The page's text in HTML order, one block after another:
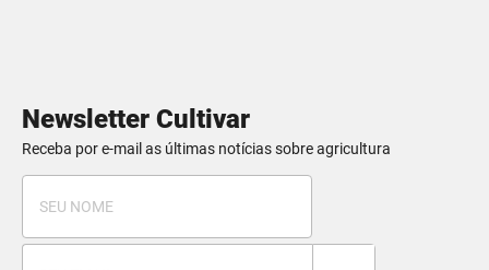
Newsletter Cultivar
Receba por e-mail as últimas notícias sobre agricultura